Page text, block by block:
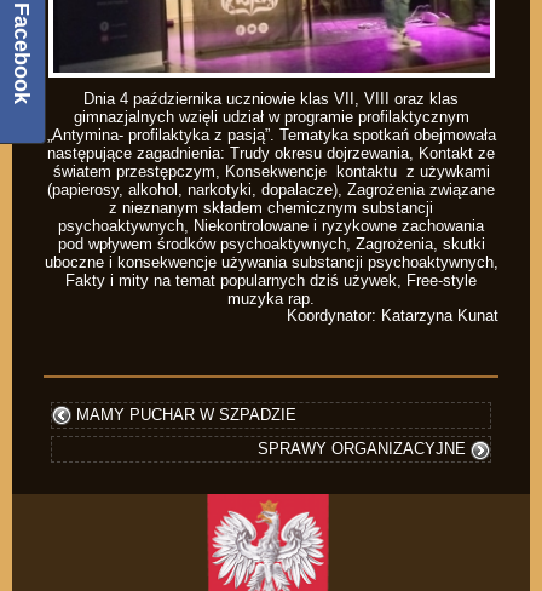
Dnia 4 października uczniowie klas VII, VIII oraz klas
gimnazjalnych wzięli udział w programie profilaktycznym
„Antymina- profilaktyka z pasją”. Tematyka spotkań obejmowała
następujące zagadnienia: Trudy okresu dojrzewania, Kontakt ze
światem przestępczym, Konsekwencje kontaktu z używkami
(papierosy, alkohol, narkotyki, dopalacze), Zagrożenia związane
z nieznanym składem chemicznym substancji
psychoaktywnych, Niekontrolowane i ryzykowne zachowania
pod wpływem środków psychoaktywnych, Zagrożenia, skutki
uboczne i konsekwencje używania substancji psychoaktywnych,
Fakty i mity na temat popularnych dziś używek, Free-style
muzyka rap.
Koordynator: Katarzyna Kunat
MAMY PUCHAR W SZPADZIE
SPRAWY ORGANIZACYJNE
Facebook